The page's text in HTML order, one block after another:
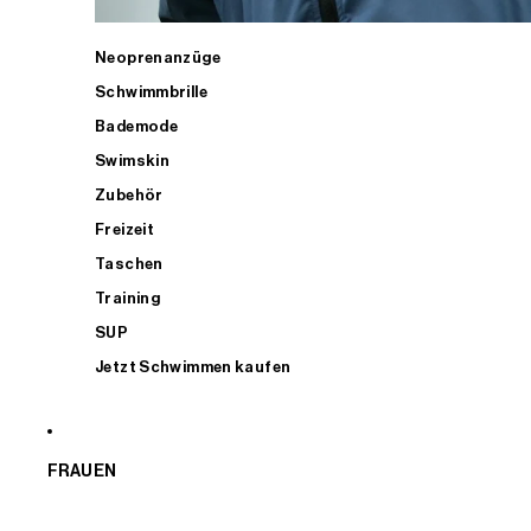
Neoprenanzüge
Schwimmbrille
Bademode
Swimskin
Zubehör
Freizeit
Taschen
Training
SUP
Jetzt Schwimmen kaufen
FRAUEN